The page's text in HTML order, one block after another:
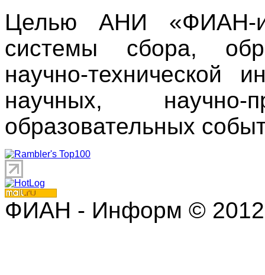
Целью АНИ «ФИАН-
системы сбора,
научно-технической
научных,
образовательных
ФИАН - Информ © 2012